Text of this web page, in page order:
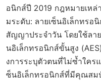
อนิกส์ปี 2019 กฎหมายเหล่
มระดับ: ลายเซ็นอิเล็กทรอ
สัญญาประจำวัน โดยใช้ลา
นอิเล็กทรอนิกส์ขั้นสูง
งการระบุตัวตนที่ไม่ซ้ำใคร
ซ็นอิเล็กทรอนิกส์ที่มีคุณสม